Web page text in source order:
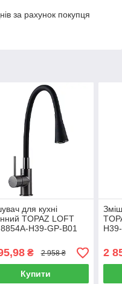
за рахунок покупця
для кухні
TOPAZ LOFT
H39-GP-B01
₴ 2 958 ₴
Купити
2